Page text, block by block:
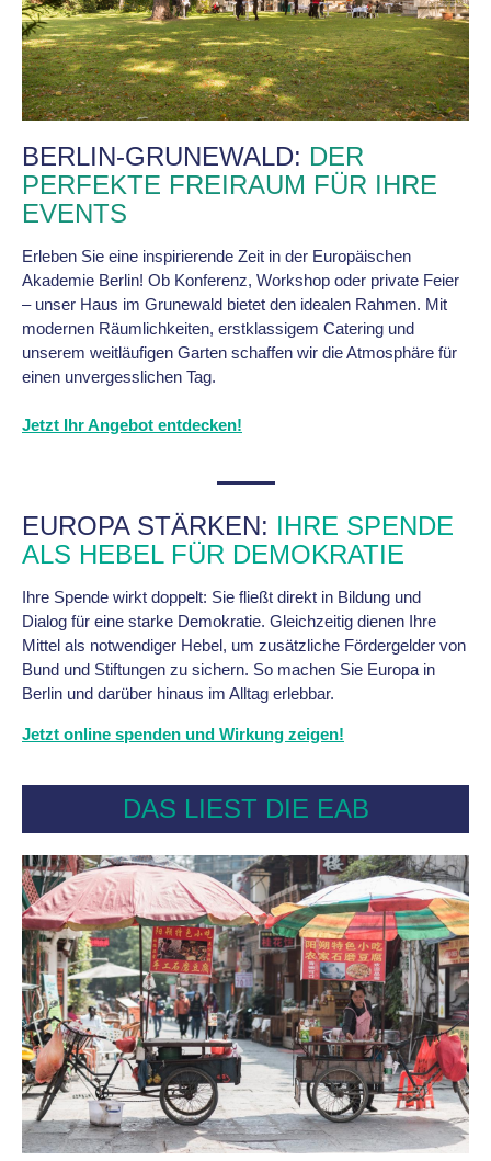
BERLIN-GRUNEWALD: DER
PERFEKTE FREIRAUM FÜR IHRE
EVENTS
Erleben Sie eine inspirierende Zeit in der Europäischen
Akademie Berlin! Ob Konferenz, Workshop oder private Feier
– unser Haus im Grunewald bietet den idealen Rahmen. Mit
modernen Räumlichkeiten, erstklassigem Catering und
unserem weitläufigen Garten schaffen wir die Atmosphäre für
einen unvergesslichen Tag.
Jetzt Ihr Angebot entdecken!
EUROPA STÄRKEN: IHRE SPENDE
ALS HEBEL FÜR DEMOKRATIE
Ihre Spende wirkt doppelt: Sie fließt direkt in Bildung und
Dialog für eine starke Demokratie. Gleichzeitig dienen Ihre
Mittel als notwendiger Hebel, um zusätzliche Fördergelder von
Bund und Stiftungen zu sichern. So machen Sie Europa in
Berlin und darüber hinaus im Alltag erlebbar.
Jetzt online spenden und Wirkung zeigen!
DAS LIEST DIE EAB